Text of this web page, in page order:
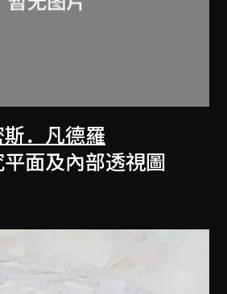
．凡德羅
面及內部透視圖